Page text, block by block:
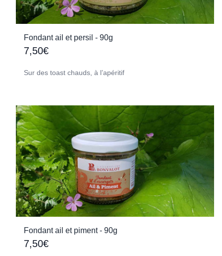
Fondant ail et persil - 90g
7,50€
Sur des toast chauds, à l’apéritif
Fondant ail et piment - 90g
7,50€